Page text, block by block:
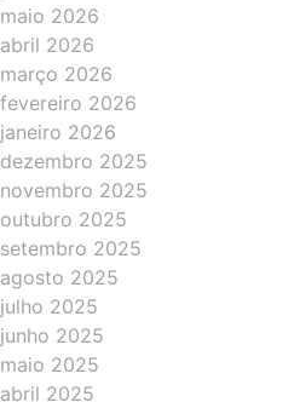
maio 2026
abril 2026
março 2026
fevereiro 2026
janeiro 2026
dezembro 2025
novembro 2025
outubro 2025
setembro 2025
agosto 2025
julho 2025
junho 2025
maio 2025
abril 2025